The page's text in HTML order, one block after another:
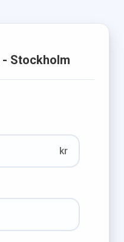
- Stockholm
kr